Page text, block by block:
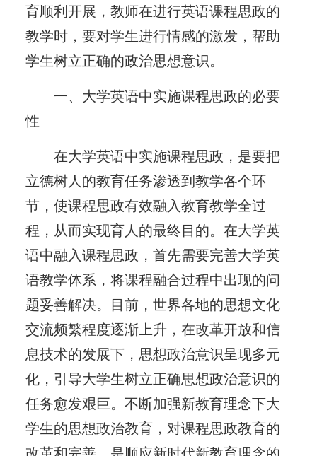
育顺利开展，教师在进行英语课程思政的
教学时，要对学生进行情感的激发，帮助
学生树立正确的政治思想意识。
一、大学英语中实施课程思政的必要
性
在大学英语中实施课程思政，是要把
立德树人的教育任务渗透到教学各个环
节，使课程思政有效融入教育教学全过
程，从而实现育人的最终目的。在大学英
语中融入课程思政，首先需要完善大学英
语教学体系，将课程融合过程中出现的问
题妥善解决。目前，世界各地的思想文化
交流频繁程度逐渐上升，在改革开放和信
息技术的发展下，思想政治意识呈现多元
化，引导大学生树立正确思想政治意识的
任务愈发艰巨。不断加强新教育理念下大
学生的思想政治教育，对课程思政教育的